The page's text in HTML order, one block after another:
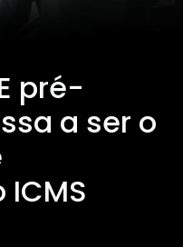
pré-
a ser o